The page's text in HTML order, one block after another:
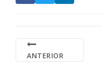
ANTERIOR